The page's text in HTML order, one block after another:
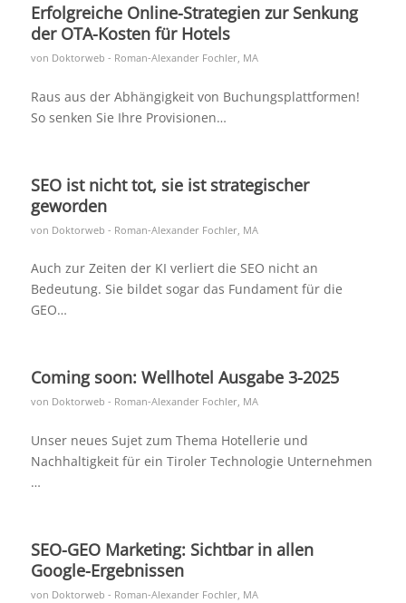
Erfolgreiche Online-Strategien zur Senkung
der OTA-Kosten für Hotels
von Doktorweb - Roman-Alexander Fochler, MA
Raus aus der Abhängigkeit von Buchungsplattformen!
So senken Sie Ihre Provisionen…
SEO ist nicht tot, sie ist strategischer
geworden
von Doktorweb - Roman-Alexander Fochler, MA
Auch zur Zeiten der KI verliert die SEO nicht an
Bedeutung. Sie bildet sogar das Fundament für die
GEO…
Coming soon: Wellhotel Ausgabe 3-2025
von Doktorweb - Roman-Alexander Fochler, MA
Unser neues Sujet zum Thema Hotellerie und
Nachhaltigkeit für ein Tiroler Technologie Unternehmen
…
SEO-GEO Marketing: Sichtbar in allen
Google-Ergebnissen
von Doktorweb - Roman-Alexander Fochler, MA